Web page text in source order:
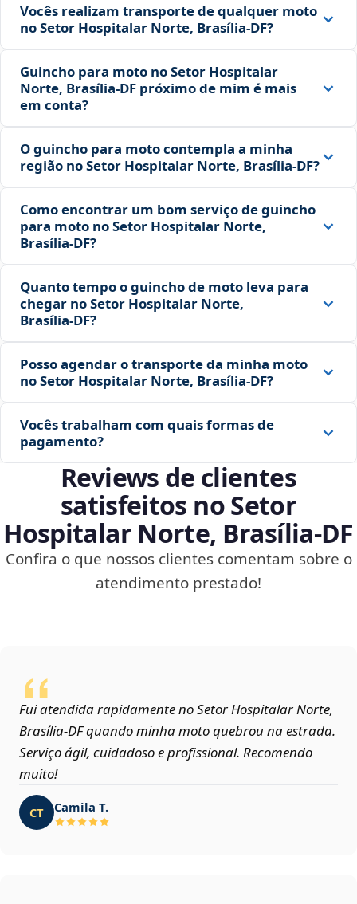
Vocês realizam transporte de qualquer moto
no Setor Hospitalar Norte, Brasília‑DF?
Guincho para moto no Setor Hospitalar
Norte, Brasília‑DF próximo de mim é mais
em conta?
O guincho para moto contempla a minha
região no Setor Hospitalar Norte, Brasília‑DF?
Como encontrar um bom serviço de guincho
para moto no Setor Hospitalar Norte,
Brasília‑DF?
Quanto tempo o guincho de moto leva para
chegar no Setor Hospitalar Norte,
Brasília‑DF?
Posso agendar o transporte da minha moto
no Setor Hospitalar Norte, Brasília‑DF?
Vocês trabalham com quais formas de
pagamento?
Reviews de clientes
satisfeitos no Setor
Hospitalar Norte, Brasília‑DF
Confira o que nossos clientes comentam sobre o
atendimento prestado!
Fui atendida rapidamente no Setor Hospitalar Norte,
Brasília‑DF quando minha moto quebrou na estrada.
Serviço ágil, cuidadoso e profissional. Recomendo
muito!
CT Camila T.